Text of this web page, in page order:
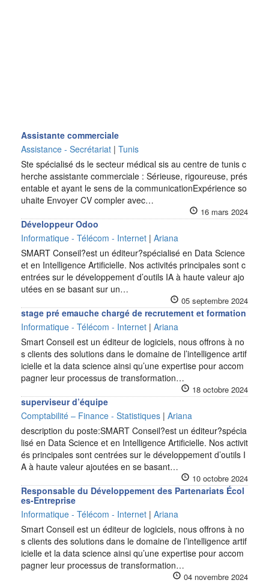
Assistante commerciale
Assistance - Secrétariat | Tunis
Ste spécialisé ds le secteur médical sis au centre de tunis c
herche assistante commerciale : Sérieuse, rigoureuse, prés
entable et ayant le sens de la communicationExpérience so
uhaite Envoyer CV compler avec…
16 mars 2024
Développeur Odoo
Informatique - Télécom - Internet | Ariana
SMART Conseil?est un éditeur?spécialisé en Data Science
et en Intelligence Artificielle. Nos activités principales sont c
entrées sur le développement d’outils IA à haute valeur ajo
utées en se basant sur un…
05 septembre 2024
stage pré emauche chargé de recrutement et formation
Informatique - Télécom - Internet | Ariana
Smart Conseil est un éditeur de logiciels, nous offrons à no
s clients des solutions dans le domaine de l’intelligence artif
icielle et la data science ainsi qu’une expertise pour accom
pagner leur processus de transformation…
18 octobre 2024
superviseur d’équipe
Comptabilité – Finance - Statistiques | Ariana
description du poste:SMART Conseil?est un éditeur?spécia
lisé en Data Science et en Intelligence Artificielle. Nos activit
és principales sont centrées sur le développement d’outils I
A à haute valeur ajoutées en se basant…
10 octobre 2024
Responsable du Développement des Partenariats Écol
es-Entreprise
Informatique - Télécom - Internet | Ariana
Smart Conseil est un éditeur de logiciels, nous offrons à no
s clients des solutions dans le domaine de l’intelligence artif
icielle et la data science ainsi qu’une expertise pour accom
pagner leur processus de transformation…
04 novembre 2024